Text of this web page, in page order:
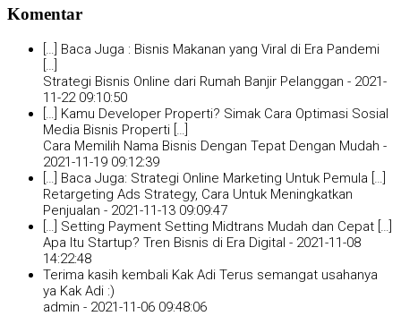
Komentar
[…] Baca Juga : Bisnis Makanan yang Viral di Era Pandemi
Strategi Bisnis Online dari Rumah Banjir Pelanggan - 2021-
11-22 09:10:50
[…] Kamu Developer Properti? Simak Cara Optimasi Sosial
Media Bisnis Properti […]
Cara Memilih Nama Bisnis Dengan Tepat Dengan Mudah -
2021-11-19 09:12:39
[…] Baca Juga: Strategi Online Marketing Untuk Pemula […]
Retargeting Ads Strategy, Cara Untuk Meningkatkan
Penjualan - 2021-11-13 09:09:47
[…] Setting Payment Setting Midtrans Mudah dan Cepat […]
Apa Itu Startup? Tren Bisnis di Era Digital - 2021-11-08
14:22:48
Terima kasih kembali Kak Adi Terus semangat usahanya
ya Kak Adi :)
admin - 2021-11-06 09:48:06